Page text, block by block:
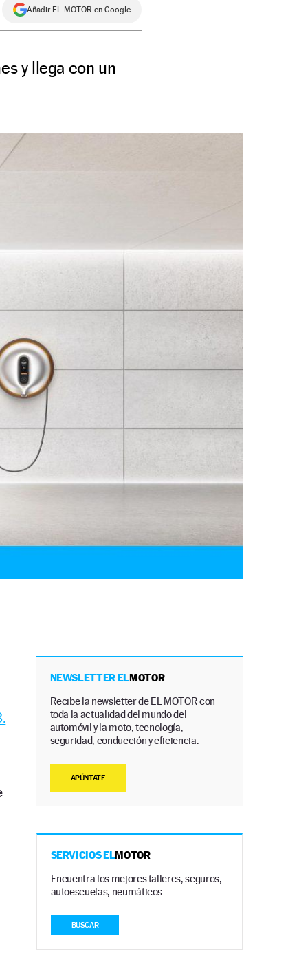
Añadir EL MOTOR en Google
y llega con un
NEWSLETTER ELMOTOR
Recibe la newsletter de EL MOTOR con
toda la actualidad del mundo del
automóvil y la moto, tecnología,
seguridad, conducción y eficiencia.
APÚNTATE
SERVICIOS ELMOTOR
Encuentra los mejores talleres, seguros,
autoescuelas, neumáticos…
BUSCAR